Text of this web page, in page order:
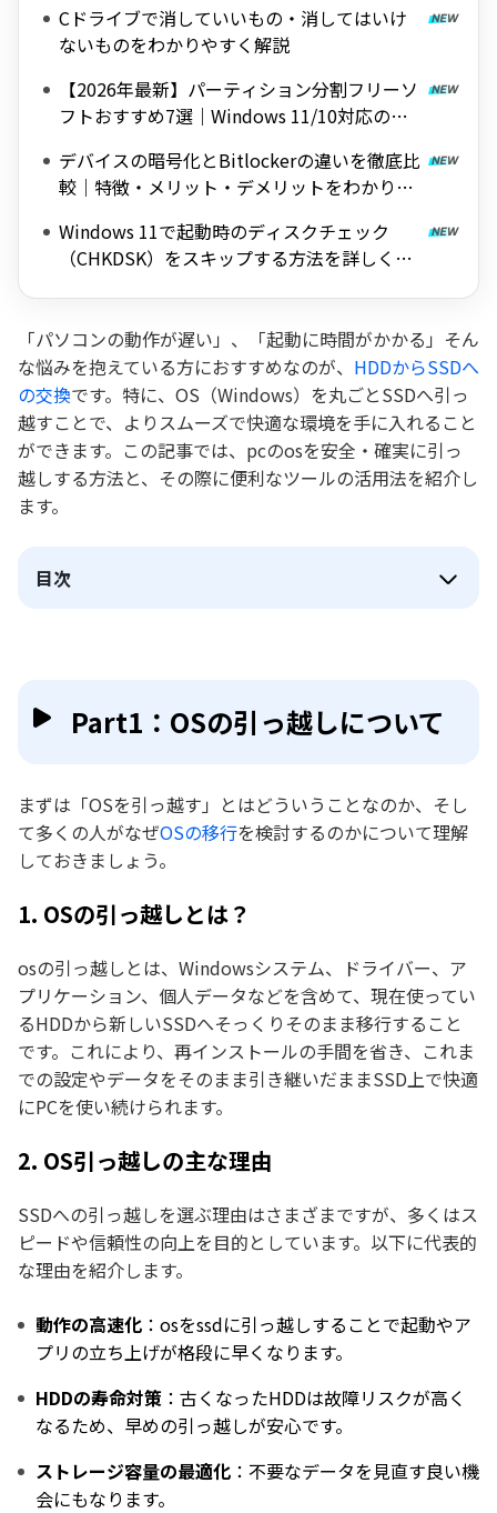
Cドライブで消していいもの・消してはいけ
ないものをわかりやすく解説
【2026年最新】パーティション分割フリーソ
フトおすすめ7選｜Windows 11/10対応の無
デバイスの暗号化とBitlockerの違いを徹底比
較｜特徴・メリット・デメリットをわかりや
Windows 11で起動時のディスクチェック
（CHKDSK）をスキップする方法を詳しく解
「パソコンの動作が遅い」、「起動に時間がかかる」そん
な悩みを抱えている方におすすめなのが、 HDDからSSDへ
の交換です。特に、OS（Windows）を丸ごとSSDへ引っ
越すことで、よりスムーズで快適な環境を手に入れること
ができます。この記事では、pcのosを安全・確実に引っ
越しする方法と、その際に便利なツールの活用法を紹介し
ます。
目次
Part1：OSの引っ越しについて
まずは「OSを引っ越す」とはどういうことなのか、そし
て多くの人がなぜOSの移行を検討するのかについて理解
しておきましょう。
1. OSの引っ越しとは？
osの引っ越しとは、Windowsシステム、ドライバー、ア
プリケーション、個人データなどを含めて、現在使ってい
るHDDから新しいSSDへそっくりそのまま移行すること
です。これにより、再インストールの手間を省き、これま
での設定やデータをそのまま引き継いだままSSD上で快適
にPCを使い続けられます。
2. OS引っ越しの主な理由
SSDへの引っ越しを選ぶ理由はさまざまですが、多くはス
ピードや信頼性の向上を目的としています。以下に代表的
な理由を紹介します。
動作の高速化 ：osをssdに引っ越しすることで起動やア
プリの立ち上げが格段に早くなります。
HDDの寿命対策 ：古くなったHDDは故障リスクが高く
なるため、早めの引っ越しが安心です。
ストレージ容量の最適化 ：不要なデータを見直す良い機
会にもなります。